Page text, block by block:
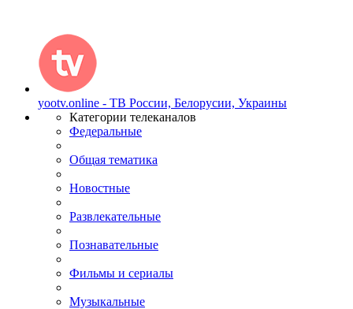
yootv.online - ТВ России, Белорусии, Украины
Категории телеканалов
Федеральные
Общая тематика
Новостные
Развлекательные
Познавательные
Фильмы и сериалы
Музыкальные